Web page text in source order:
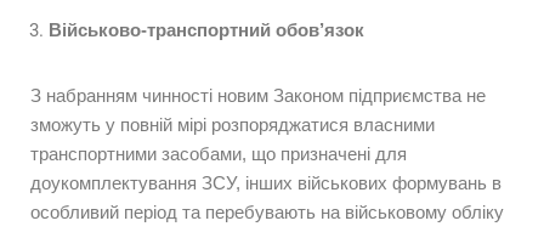
Військово-транспортний обов’язок
З набранням чинності новим Законом підприємства не
зможуть у повній мірі розпоряджатися власними
транспортними засобами, що призначені для
доукомплектування ЗСУ, інших військових формувань в
особливий період та перебувають на військовому обліку